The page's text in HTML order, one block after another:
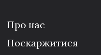
Про нас
Поскаржитися